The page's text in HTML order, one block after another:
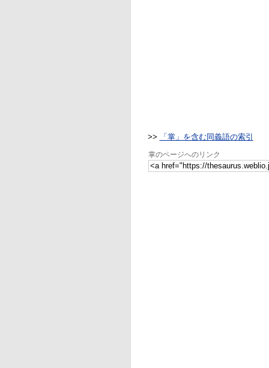
>> 「掌」を含む同義語の索引
掌のページへのリンク